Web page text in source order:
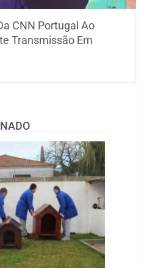
CNN Portugal Ao
Transmissão Em